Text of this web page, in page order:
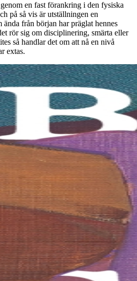
en fast förankring i den fysiska
på så vis är utställningen en
från början har präglat hennes
rör sig om disciplinering, smärta eller
så handlar det om att nå en nivå
extas.